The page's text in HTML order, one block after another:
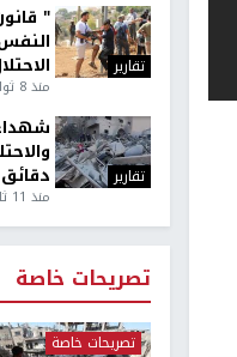
تقارير
"
منذ 8 ثواني
تقارير
دقائق
منذ 11 ثانية
تصريحات خاصة
تصريحات خاصة